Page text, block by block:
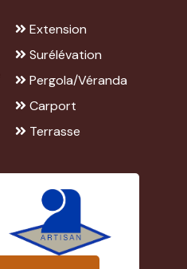
Extension
Surélévation
Pergola/Véranda
Carport
Terrasse